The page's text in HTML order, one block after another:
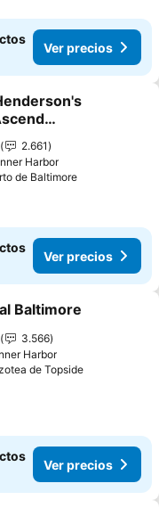
Ver precios
a favoritos
2.661
Harbor
de BaltimoreVer precios
Ver precios
a favoritos
Baltimore
3.566
Harbor
de TopsideVer precios
Ver precios